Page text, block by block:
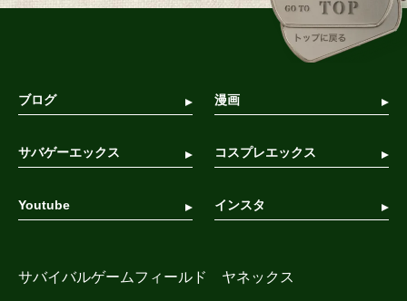
サバイバルゲームフィールド ヤネックス
ブログ 漫画
サバゲーエックス コスプレエックス
Youtube インスタ